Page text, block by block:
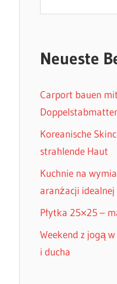
Neueste
Carport bauen
Koreanische
strahlende Haut
Kuchnie na
aranżacji idealnej
Płytka 25×25 –
Weekend z jogą
i ducha